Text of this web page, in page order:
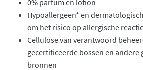
0% parfum en lotion
Hypoallergeen* en
om het risico op allergische
Cellulose van verantwoord
gecertificeerde bossen en
bronnen